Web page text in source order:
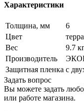
Характеристики
Толщина, мм
6
Цвет
Вес
9.7
Производитель
Защитная пленка с
Задать вопрос
Вы можете задать
или работе магазина.